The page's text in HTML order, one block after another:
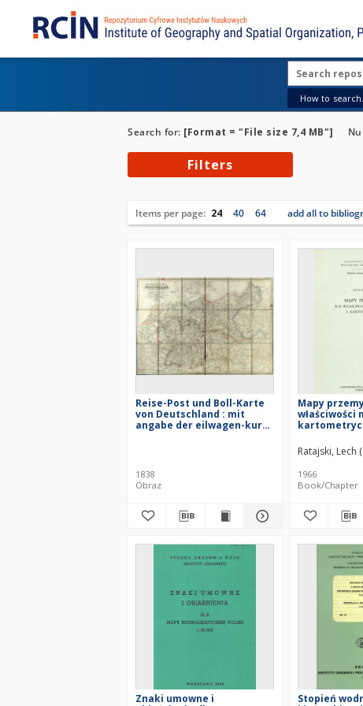
How to
Search for: [Format = "File size 7,4 MB"]
Filters
Items per page: 24 40 64 add all to
Reise-Post und Boll-Karte
von Deutschland : mit
angabe der eilwagen-kurse
vereinigten Staaten
1838
Obraz
Mapy
właściwości
= Karty
metodičeskie
Ratajski, Lech
1966
Book/Chapter
Znaki umowne i
Stopień